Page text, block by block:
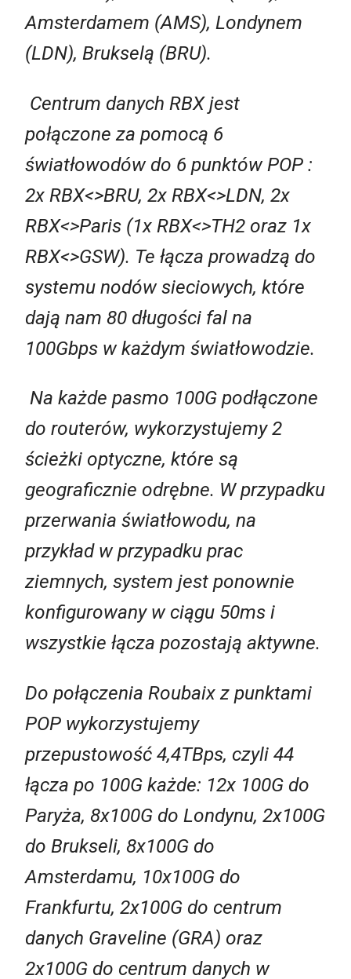
Amsterdamem (AMS), Londynem
(LDN), Brukselą (BRU).
Centrum danych RBX jest
połączone za pomocą 6
światłowodów do 6 punktów POP :
2x RBX<>BRU, 2x RBX<>LDN, 2x
RBX<>Paris (1x RBX<>TH2 oraz 1x
RBX<>GSW). Te łącza prowadzą do
systemu nodów sieciowych, które
dają nam 80 długości fal na
100Gbps w każdym światłowodzie.
Na każde pasmo 100G podłączone
do routerów, wykorzystujemy 2
ścieżki optyczne, które są
geograficznie odrębne. W przypadku
przerwania światłowodu, na
przykład w przypadku prac
ziemnych, system jest ponownie
konfigurowany w ciągu 50ms i
wszystkie łącza pozostają aktywne.
Do połączenia Roubaix z punktami
POP wykorzystujemy
przepustowość 4,4TBps, czyli 44
łącza po 100G każde: 12x 100G do
Paryża, 8x100G do Londynu, 2x100G
do Brukseli, 8x100G do
Amsterdamu, 10x100G do
Frankfurtu, 2x100G do centrum
danych Graveline (GRA) oraz
2x100G do centrum danych w